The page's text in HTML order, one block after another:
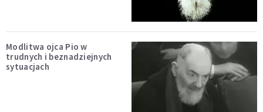
Modlitwa ojca Pio w
trudnych i beznadziejnych
sytuacjach